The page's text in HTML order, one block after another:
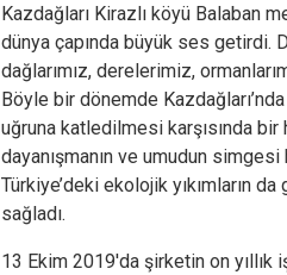
Kazdağları Kirazlı köyü Balaban
dünya çapında büyük ses getirdi.
dağlarımız, derelerimiz,
Böyle bir dönemde
uğruna katledilmesi karşısında bir
dayanışmanın ve umudun
Türkiye’deki ekolojik yıkımların
sağladı.
13 Ekim 2019'da şirketin on